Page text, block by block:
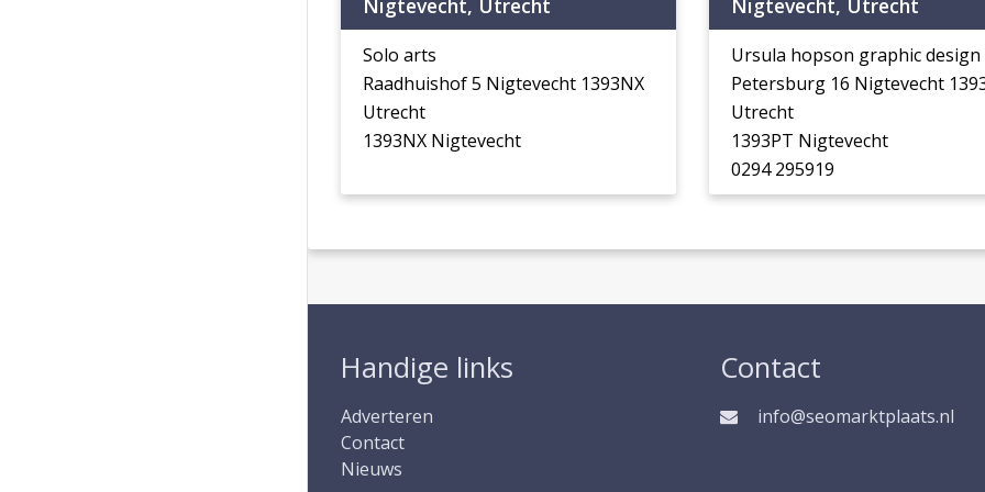
Nigtevecht, Utrecht
Solo arts
Raadhuishof 5 Nigtevecht 1393NX
Utrecht
1393NX Nigtevecht
Nigtevecht, Utrecht
Ursula hopson graphic design
Petersburg 16 Nigtevecht
Utrecht
1393PT Nigtevecht
0294 295919
Handige links
Adverteren
Contact
Nieuws
Contact
info@seomarktplaats.nl